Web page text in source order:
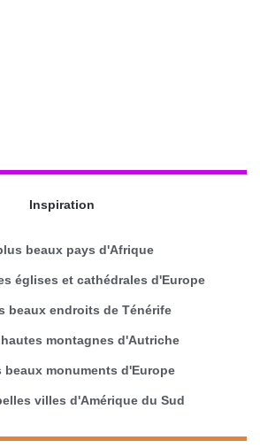
Inspiration
beaux pays d'Afrique
églises et cathédrales d'Europe
beaux endroits de Ténérife
montagnes d'Autriche
beaux monuments d'Europe
villes d'Amérique du Sud